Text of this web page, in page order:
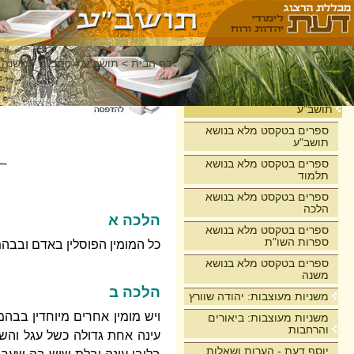
בית
תושב"ע
ספרים בטקסט מלא בנושא
תושב"ע
ספרים בטקסט מלא בנושא
תלמוד
ספרים בטקסט מלא בנושא
הלכה
ספרים בטקסט מלא בנושא
ספרות השו"ת
ספרים בטקסט מלא בנושא
משנה
משניות מעוצבות: יהודה שוורץ
משניות מעוצבות: ביאורים
והרחבות
יוסף דעת - הערות ושאלות
דף הבית >תושב"ע >רמב"ם -
הלכה א
כל המומין הפוסלין באדם
הלכה ב
ויש מומין אחרים מיוחדין
עינה אחת גדולה כשל עגל